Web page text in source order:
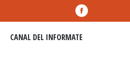
Facebook
opens
CANAL DEL INFORMATE
CANAL DEL INFORMATE